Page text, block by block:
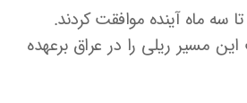
مسیر ریلی را در عراق برعهده